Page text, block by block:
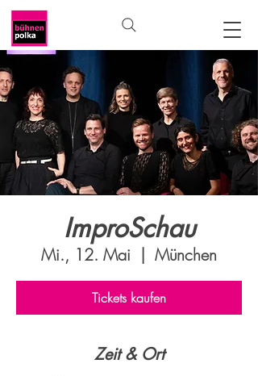
ImproSchau
Mi., 12. Mai
  |
München
Tickets kaufen
Zeit & Ort